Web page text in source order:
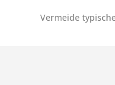
Vermeide